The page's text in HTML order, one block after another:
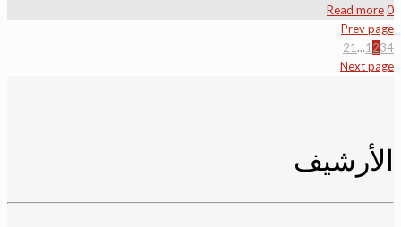
0
Read more
Prev page
1 234
...
21
Next page
الأرشيف